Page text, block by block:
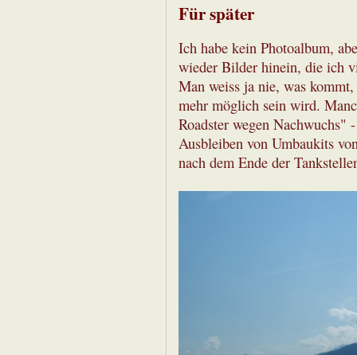
Für später
Ich habe kein Photoalbum,
wieder Bilder hinein, die ich
Man weiss ja nie, was
mehr möglich sein wird.
Roadster wegen Nachwuchs"
Ausbleiben von Umbaukits
nach dem Ende der